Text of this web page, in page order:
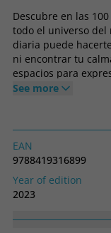
Descubre en las
todo el universo del
diaria puede
ni encontrar tu
espacios para
100 dibujos llenos
deben colorearse
gama de colores.
libremente los
un azul intenso y
turquesa y un azul
el mundo manga:
escolares
See more
EAN
9788419316899
Year of edition
2023